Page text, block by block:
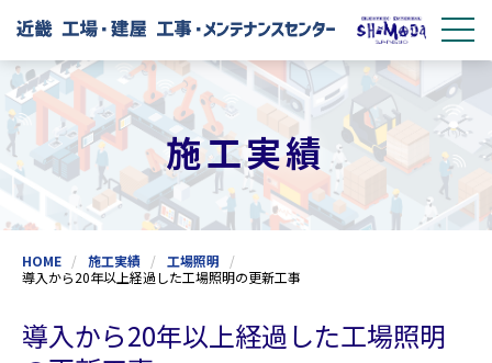
施工実績
HOME 施工実績
工場照明
導入から20年以上経過した工場照明の更新工事
導入から20年以上経過した工場照明